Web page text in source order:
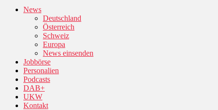
News
Deutschland
Österreich
Schweiz
Europa
News einsenden
Jobbörse
Personalien
Podcasts
DAB+
UKW
Kontakt